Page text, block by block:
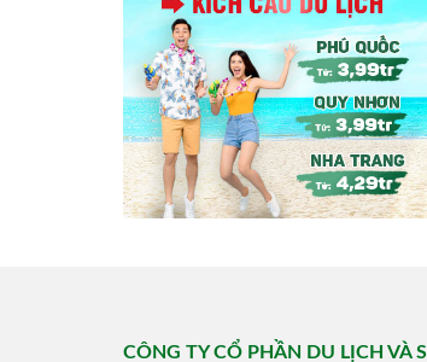
CÔNG TY CỔ PHẦN DU LỊCH VÀ